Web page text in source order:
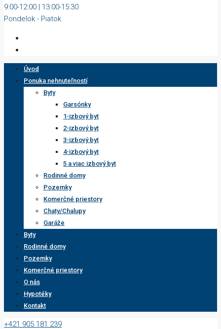
9:00-12:00 | 13:00-15:30
Pondelok - Piatok
Úvod
Ponuka nehnuteľností
Byty
Garsónky
1-izbový byt
2-izbový byt
3-izbový byt
4-izbový byt
5 a viac izbový byt
Rodinné domy
Pozemky
Komerčné priestory
Chaty/Chalupy
Garáže
Byty
Rodinné domy
Pozemky
Komerčné priestory
O nás
Hypotéky
Kontakt
+421 905 181 239